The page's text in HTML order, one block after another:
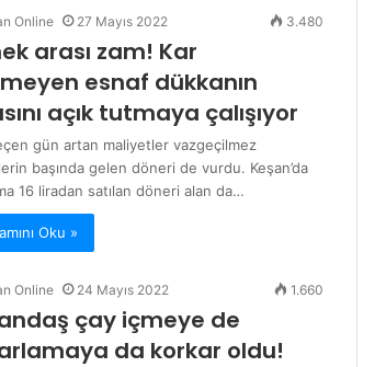
Online 27 Mayıs 2022 3.480
arası zam! Kar
esnaf dükkanın
açık tutmaya çalışıyor
gün artan maliyetler vazgeçilmez
başında gelen döneri de vurdu. Keşan’da
16 liradan satılan döneri alan da…
Oku »
Online 24 Mayıs 2022 1.660
çay içmeye de
da korkar oldu!